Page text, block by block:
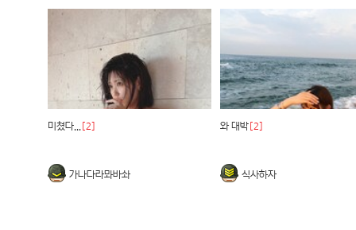
미쳤다... [2]
가나다라뫄바솨
와 대박 [2]
식사하자